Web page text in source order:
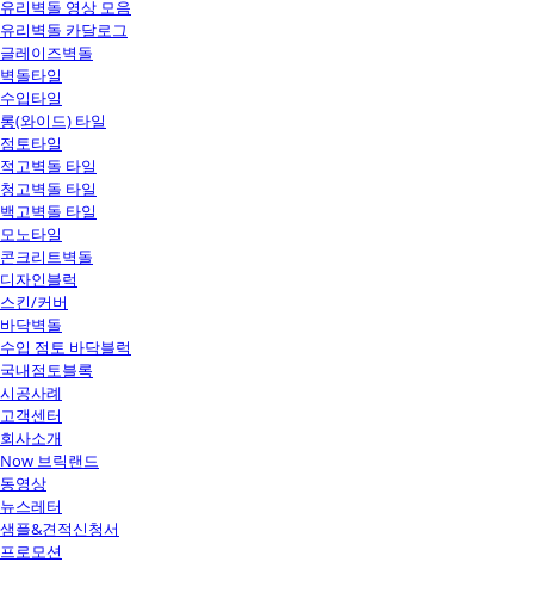
유리벽돌 영상 모음
유리벽돌 카달로그
글레이즈벽돌
벽돌타일
수입타일
롱(와이드) 타일
점토타일
적고벽돌 타일
청고벽돌 타일
백고벽돌 타일
모노타일
콘크리트벽돌
디자인블럭
스킨/커버
바닥벽돌
수입 점토 바닥블럭
국내점토블록
시공사례
고객센터
회사소개
Now 브릭랜드
동영상
뉴스레터
샘플&견적신청서
프로모션